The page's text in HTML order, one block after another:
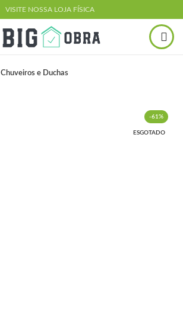
VISITE NOSSA LOJA FÍSICA
Chuveiros e Duchas
-61%
ESGOTADO